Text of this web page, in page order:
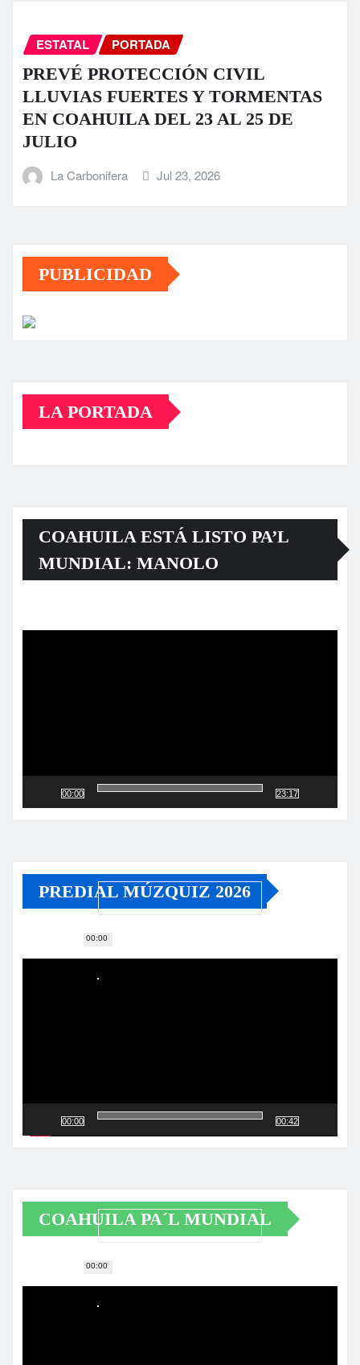
ESTATAL PORTADA
PREVÉ PROTECCIÓN CIVIL
LLUVIAS FUERTES Y TORMENTAS
EN COAHUILA DEL 23 AL 25 DE
JULIO
La Carbonifera Jul 23, 2026
PUBLICIDAD
LA PORTADA
COAHUILA ESTÁ LISTO PA’L
MUNDIAL: MANOLO
00:00
00:00
23:17
PREDIAL MÚZQUIZ 2026
Reproductor
00:00
00:00
00:42
COAHUILA PA´L MUNDIAL
Reproductor